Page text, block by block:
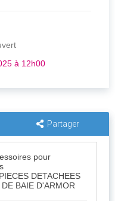
à 12h00
Partager
pour
DETACHEES
BAIE D'ARMOR